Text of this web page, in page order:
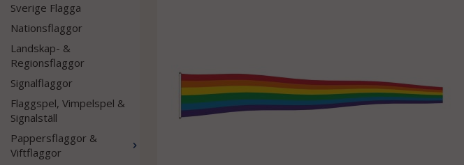
Sverige Flagga
Nationsflaggor
Landskap- &
Regionsflaggor
Signalflaggor
Flaggspel, Vimpelspel &
Signalställ
Pappersflaggor &
Viftflaggor